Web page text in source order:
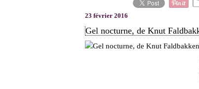
23 février 2016
Gel nocturne, de Knut